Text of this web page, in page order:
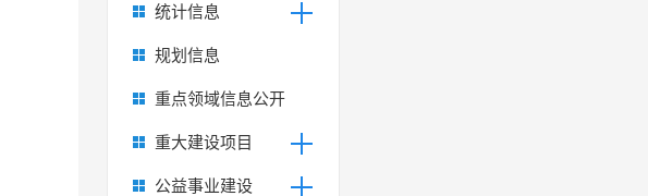
统计信息
规划信息
重点领域信息公开
重大建设项目
公益事业建设